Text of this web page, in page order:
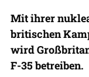
Mit ihrer
britischen
wird
F-35 betreiben.